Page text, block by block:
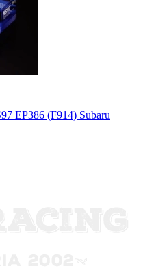
EP386 (F914) Subaru